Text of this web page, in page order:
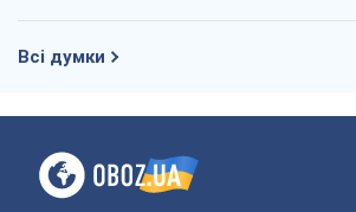
Всі думки